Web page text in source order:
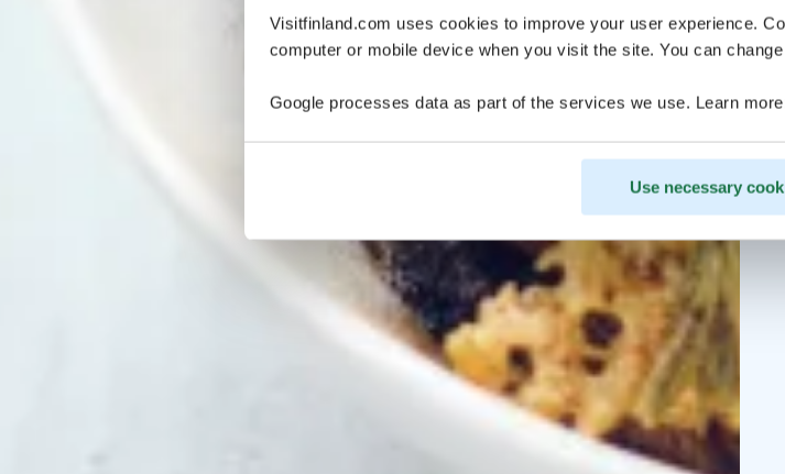
Visitfinland.com uses cookies to improve your user experience.
computer or mobile device when you visit the site. You can
Google processes data as part of the services we use. Learn
Use necessary